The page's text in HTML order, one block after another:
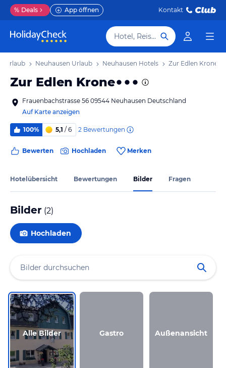
% Deals App öffnen Kontakt
Hotel, Reiseziel
Urlaub Neuhausen Urlaub Neuhausen Hotels Zur Edlen Krone
Zur Edlen Krone
Frauenbachstrasse 56 09544 Neuhausen Deutschland
Auf Karte anzeigen
100% 5,1 / 6 2 Bewertungen
Bewerten Hochladen Merken
Hotelübersicht Bewertungen Bilder Fragen
Bilder (2)
Hochladen
Alle Bilder Gastro Außenansicht